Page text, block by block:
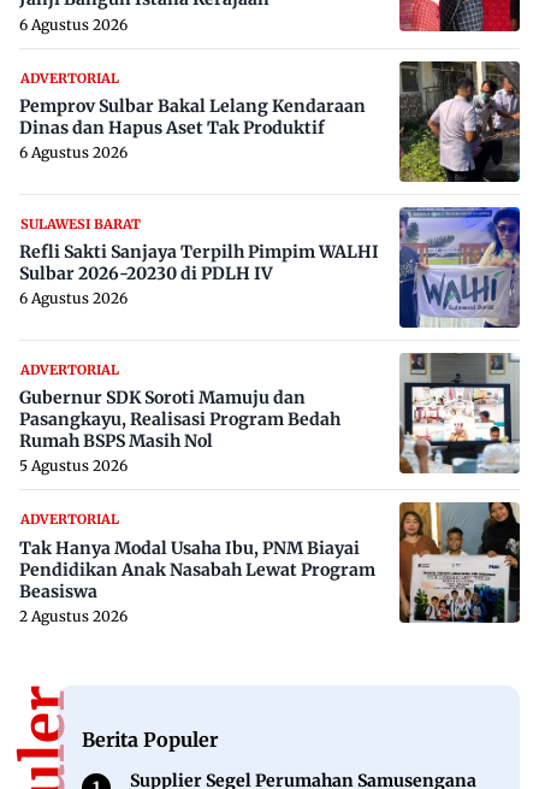
6 Agustus 2026
ADVERTORIAL
Pemprov Sulbar Bakal Lelang Kendaraan
Dinas dan Hapus Aset Tak Produktif
6 Agustus 2026
SULAWESI BARAT
Refli Sakti Sanjaya Terpilh Pimpim WALHI
Sulbar 2026-20230 di PDLH IV
6 Agustus 2026
ADVERTORIAL
Gubernur SDK Soroti Mamuju dan
Pasangkayu, Realisasi Program Bedah
Rumah BSPS Masih Nol
5 Agustus 2026
ADVERTORIAL
Tak Hanya Modal Usaha Ibu, PNM Biayai
Pendidikan Anak Nasabah Lewat Program
Beasiswa
2 Agustus 2026
Berita Populer
Supplier Segel Perumahan Samusengana